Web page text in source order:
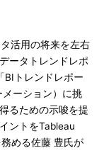
活用の将来を左右
ータトレンドレポ
BIトレンドレポー
メーション）に挑
るための示唆を提
ントをTableau
める佐藤 豊氏が